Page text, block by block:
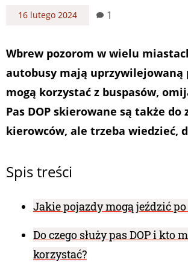
16 lutego 2024 1
Wbrew pozorom w wielu
autobusy mają uprzywilejowaną
mogą korzystać z buspasów,
Pas DOP skierowane są także do
kierowców, ale trzeba wiedzieć,
Spis treści
Jakie pojazdy mogą jeździć
Do czego służy pas DOP i kto
korzystać?